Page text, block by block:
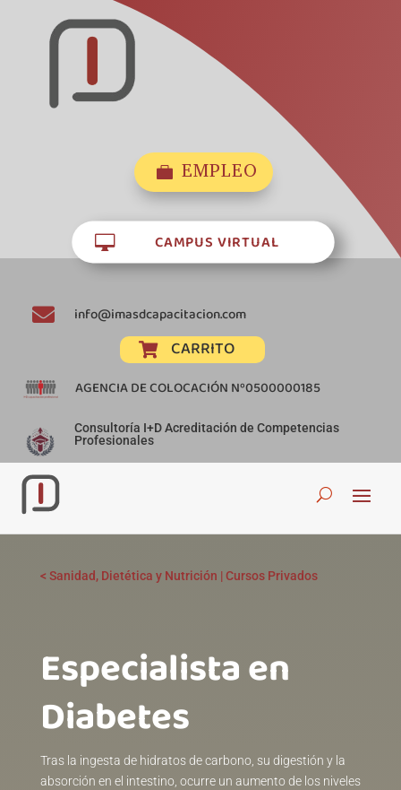
 EMPLEO
 CAMPUS VIRTUAL
 info@imasdcapacitacion.com
 CARRITO
AGENCIA DE COLOCACIÓN Nº0500000185
Consultoría I+D Acreditación de Competencias
Profesionales
< Sanidad, Dietética y Nutrición |Cursos Privados
Especialista en
Diabetesㅤㅤㅤㅤㅤㅤㅤㅤㅤㅤㅤㅤㅤㅤㅤ
Tras la ingesta de hidratos de carbono, su digestión y la
absorción en el intestino, ocurre un aumento de los niveles